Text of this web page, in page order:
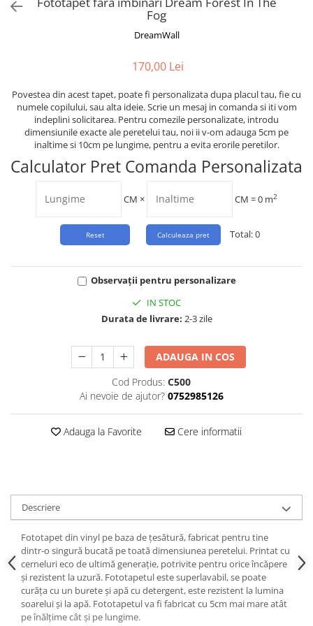
Fog
DreamWall
170,00 Lei
Povestea din acest tapet, poate fi personalizata dupa placul tau, fie cu
numele copilului, sau alta ideie. Scrie un mesaj in comanda si iti vom
indeplini solicitarea. Pentru comezile personalizate, introdu
dimensiunile exacte ale peretelui tau, noi ii v-om adauga 5cm pe
inaltime si 10cm pe lungime, pentru a evita erorile peretilor.
Calculator Pret Comanda Personalizata
CM × CM =0 m2
Total:0
Observații pentru personalizare
IN STOC
Durata de livrare: 2-3 zile
ADAUGA IN COS
Cod Produs: C500
Ai nevoie de ajutor? 0752985126
Adauga la Favorite Cere informatii
Descriere
Fototapet din vinyl pe baza de țesătură, fabricat pentru tine
dintr-o singură bucată pe toată dimensiunea peretelui. Printat cu
cerneluri eco de ultimă generație, potrivite pentru orice încăpere
și rezistent la uzură. Fototapetul este superlavabil, se poate
curăța cu un burete și apă cu detergent, este rezistent la lumina
soarelui și la apă. Fototapetul va fi fabricat cu 5cm mai mare atât
pe înălțime cât și pe lungime.